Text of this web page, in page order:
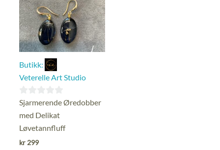
Butikk:
Veterelle Art Studio
0
ut
av
5
Sjarmerende Øredobber
med Delikat
Løvetannfluff
kr 299